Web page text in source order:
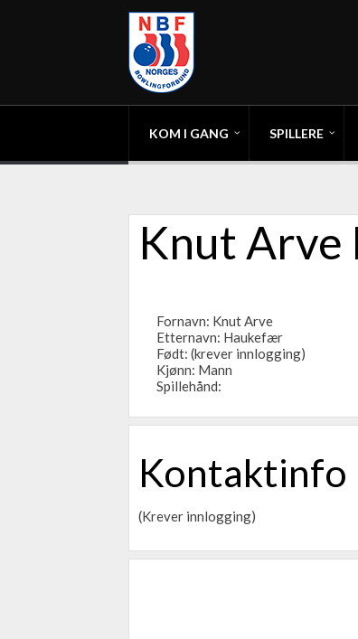
KOM I GANG SPILLERE
Knut
Fornavn: Knut Arve
Etternavn: Haukefær
Født: (krever innlogging)
Kjønn: Mann
Spillehånd:
Kontaktinfo
(Krever innlogging)